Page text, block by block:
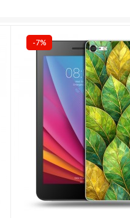
-7%